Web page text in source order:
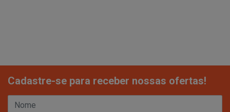
Cadastre-se para receber nossas ofertas!